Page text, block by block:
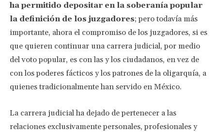
ha permitido depositar en la soberanía popular
la definición de los juzgadores; pero todavía más
importante, ahora el compromiso de los juzgadores, si es
que quieren continuar una carrera judicial, por medio
del voto popular, es con las y los ciudadanos, en vez de
con los poderes fácticos y los patrones de la oligarquía, a
quienes tradicionalmente han servido en México.
La carrera judicial ha dejado de pertenecer a las
relaciones exclusivamente personales, profesionales y